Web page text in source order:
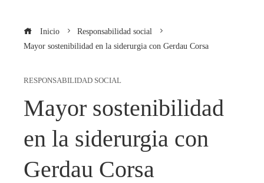
Inicio
Responsabilidad social
Mayor sostenibilidad en la siderurgia con Gerdau Corsa
RESPONSABILIDAD SOCIAL
Mayor sostenibilidad
en la siderurgia con
Gerdau Corsa